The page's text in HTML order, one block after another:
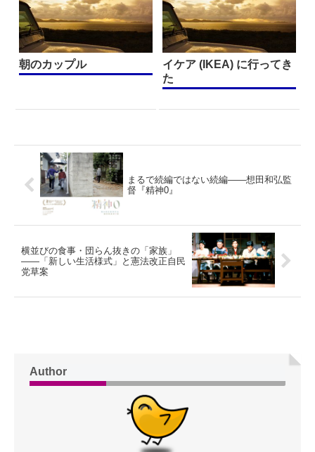
朝のカップル
イケア (IKEA) に行ってき
た
まるで続編ではない続編——想田和弘監
督『精神0』
横並びの食事・団らん抜きの「家族」
——「新しい生活様式」と憲法改正自民
党草案
Author